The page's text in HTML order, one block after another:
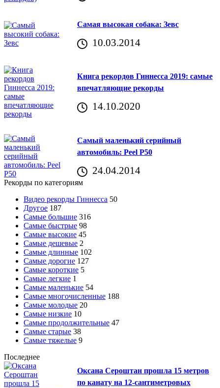
Самая высокая собака: Зевс
10.03.2014
Книга рекордов Гиннесса 2019: самые
впечатляющие рекорды
14.10.2020
Самый маленький серийный
автомобиль: Peel P50
24.04.2014
Рекорды по категориям
Видео рекорды Гиннесса 50
Другое 187
Самые большие 316
Самые быстрые 98
Самые высокие 45
Самые дешевые 2
Самые длинные 102
Самые дорогие 127
Самые короткие 5
Самые легкие 1
Самые маленькие 54
Самые многочисленные 188
Самые молодые 20
Самые низкие 10
Самые продолжительные 47
Самые старые 38
Самые тяжелые 9
Последнее
Оксана Сероштан прошла 15 метров
по канату на 12-сантиметровых